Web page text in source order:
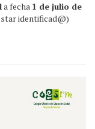
a fecha 1 de julio de
identificad@)